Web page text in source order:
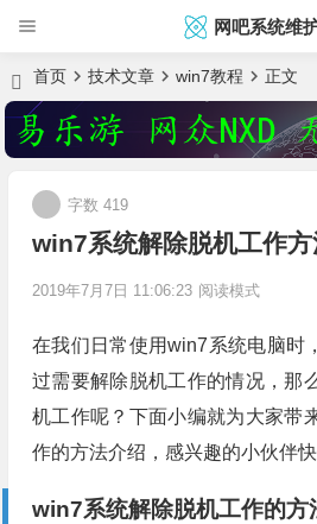
网吧系统维
首页 技术文章 win7教程 正文
win7系统解除脱机工作方
2019年7月7日 11:06:23
字数 419
阅读模式
在我们日常使用win7系统电脑时
过需要解除脱机工作的情况，那
机工作呢？下面小编就为大家带
作的方法介绍，感兴趣的小伙伴快
win7系统解除脱机工作的方